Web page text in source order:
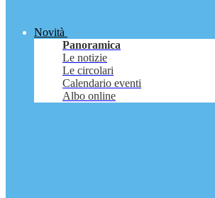
Novità
Panoramica
Le notizie
Le circolari
Calendario eventi
Albo online